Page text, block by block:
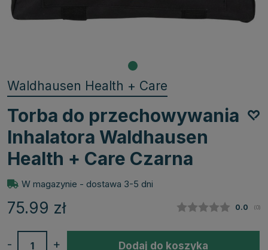
Waldhausen Health + Care
Torba do przechowywania
Inhalatora Waldhausen
Health + Care Czarna
W magazynie - dostawa 3-5 dni
75.99 zł Średnia
0.0 (0)
+
- Dodaj do koszyka